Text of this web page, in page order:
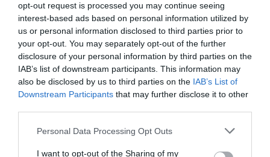
opt-out request is processed you may continue seeing
interest-based ads based on personal information utilized by
us or personal information disclosed to third parties prior to
your opt-out. You may separately opt-out of the further
disclosure of your personal information by third parties on the
IAB’s list of downstream participants. This information may
also be disclosed by us to third parties on the IAB’s List of
Downstream Participants that may further disclose it to other
Please note that this website/app uses one or more Google
not limited to your visit or usage behaviour. You may click to
Personal Data Processing Opt Outs
I want to opt-out of the Sharing of my
Η ηλ. διεύθυνση σας δεν δημοσιεύεται. Τα υποχρεωτικά πεδία
σημειώνονται με*